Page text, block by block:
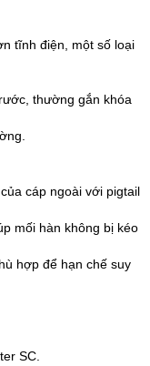
tĩnh điện, một số loại
thường gắn khóa
cáp ngoài với pigtail
mối hàn không bị kéo
hợp để hạn chế suy
SC.